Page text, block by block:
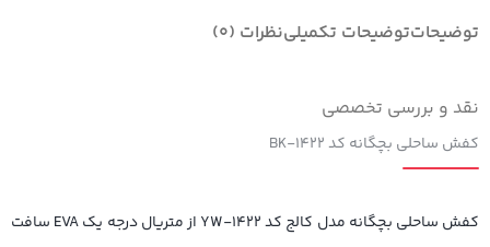
توضیحاتتوضیحات تکمیلینظرات (0)
نقد و بررسی تخصصی
کفش ساحلی بچگانه کد ۱۴۲۲-BK
کفش ساحلی بچگانه مدل کالج کد ۱۴۲۲-YW از متریال درجه یک EVA سافت